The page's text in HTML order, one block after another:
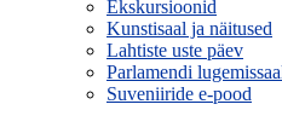
Ekskursioonid
Kunstisaal ja näitused
Lahtiste uste päev
Parlamendi
Suveniiride e-pood